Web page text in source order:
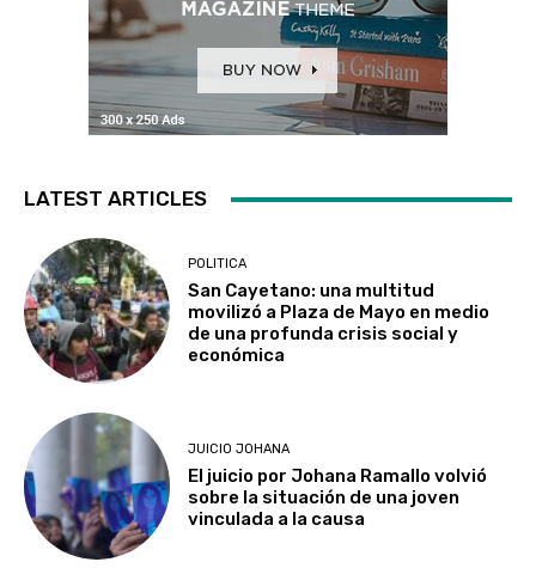
LATEST ARTICLES
POLITICA
San Cayetano: una multitud
movilizó a Plaza de Mayo en medio
de una profunda crisis social y
económica
JUICIO JOHANA
El juicio por Johana Ramallo volvió
sobre la situación de una joven
vinculada a la causa